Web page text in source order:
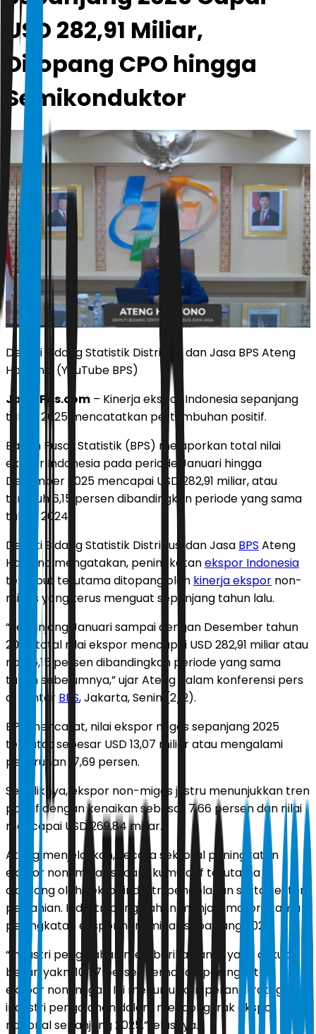
USD 282,91 Miliar,
Ditopang CPO hingga
Semikonduktor
Deputi Bidang Statistik Distribusi dan Jasa BPS Ateng
Hartono. (YouTube BPS)
JawaPos.com – Kinerja ekspor Indonesia sepanjang
tahun 2025 mencatatkan pertumbuhan positif.
Badan Pusat Statistik (BPS) melaporkan total nilai
ekspor Indonesia pada periode Januari hingga
Desember 2025 mencapai USD 282,91 miliar, atau
tumbuh 6,15 persen dibandingkan periode yang sama
tahun 2024.
Deputi Bidang Statistik Distribusi dan Jasa BPS Ateng
Hartono mengatakan, peningkatanekspor Indonesia
tersebut terutama ditopang oleh kinerja ekspor non-
migas yang terus menguat sepanjang tahun lalu.
“Sepanjang Januari sampai dengan Desember tahun
2025 total nilai ekspor mencapai USD 282,91 miliar atau
naik 6,15 persen dibandingkan periode yang sama
tahun sebelumnya,” ujar Ateng dalam konferensi pers
di Kantor BPS, Jakarta, Senin (2/2).
BPS mencatat, nilai ekspor migas sepanjang 2025
tercatat sebesar USD 13,07 miliar atau mengalami
penurunan 17,69 persen.
Sebaliknya, ekspor non-migas justru menunjukkan tren
positif dengan kenaikan sebesar 7,66 persen dan nilai
mencapai USD 269,84 miliar.
Ateng menjelaskan, secara sektoral peningkatan
ekspor non-migas secara kumulatif terutama
didorong oleh sektor industri pengolahan serta sektor
pertanian. Industri pengolahan menjadi motor utama
peningkatan ekspor non-migas sepanjang 2025.
“Industri pengolahan memberikan andil yang cukup
besar, yakni 10,77 persen terhadap peningkatan
ekspor non-migas. Ini menunjukkan peran strategis
industri pengolahan dalam mendongkrak ekspor
nasional sepanjang 2025,” jelasnya.